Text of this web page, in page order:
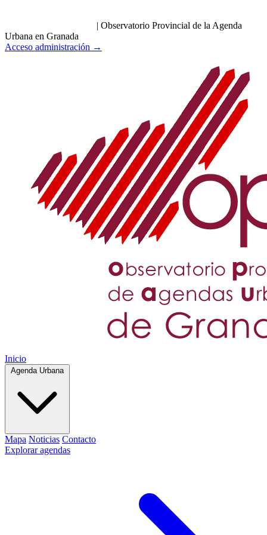
| Observatorio Provincial de la Agenda
Urbana en Granada
Acceso administración →
Inicio
Agenda Urbana
Mapa Noticias Contacto
Explorar agendas